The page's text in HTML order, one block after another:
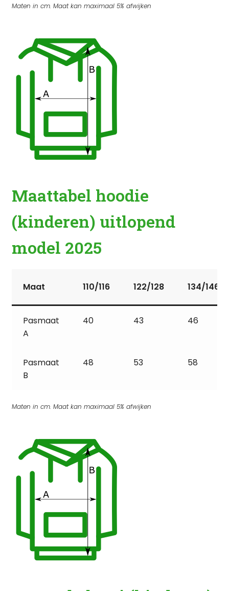
Maten in cm. Maat kan maximaal 5% afwijken
Maattabel hoodie
(kinderen) uitlopend
model 2025
Maat 110/116 122/128 134/146
Pasmaat
A
40 43 46
Pasmaat
B
48 53 58
Maten in cm. Maat kan maximaal 5% afwijken